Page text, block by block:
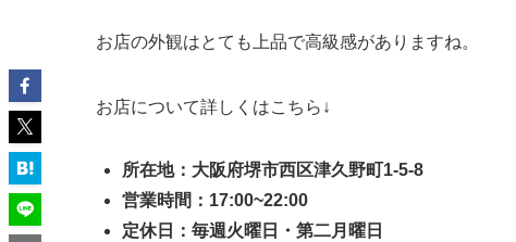
お店の外観はとても上品で高級感がありますね。
お店について詳しくはこちら↓
所在地：大阪府堺市西区津久野町1-5-8
営業時間：17:00~22:00
定休日：毎週火曜日・第二月曜日